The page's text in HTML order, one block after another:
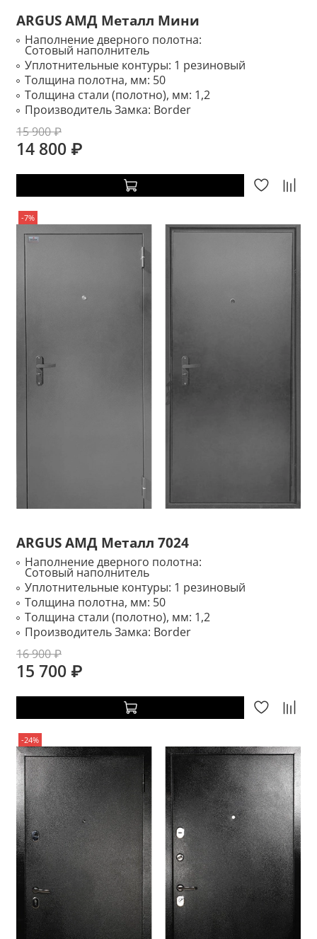
ARGUS АМД Металл Мини
Наполнение дверного полотна:
Сотовый наполнитель
Уплотнительные контуры: 1 резиновый
Толщина полотна, мм: 50
Толщина стали (полотно), мм: 1,2
Производитель Замка: Border
15 900 ₽
14 800 ₽
-7%
ARGUS АМД Металл 7024
Наполнение дверного полотна:
Сотовый наполнитель
Уплотнительные контуры: 1 резиновый
Толщина полотна, мм: 50
Толщина стали (полотно), мм: 1,2
Производитель Замка: Border
16 900 ₽
15 700 ₽
-24%